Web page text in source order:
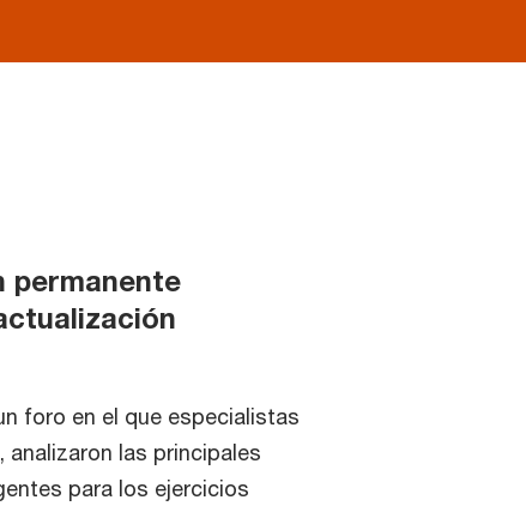
permanente
foro en el que especialistas
analizaron las principales
para los ejercicios